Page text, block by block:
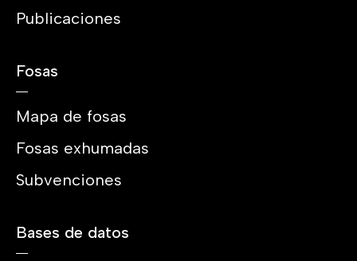
Publicaciones
Fosas
Mapa de fosas
Fosas exhumadas
Subvenciones
Bases de datos